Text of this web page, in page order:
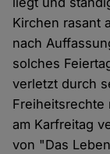
Kirchen rasant
nach
solches
verletzt durch
am Karfreitag
von "Das